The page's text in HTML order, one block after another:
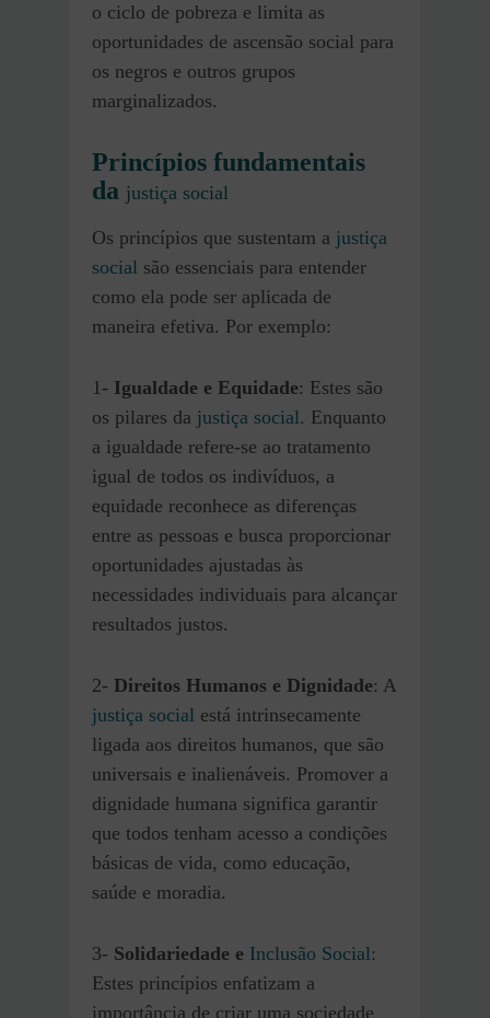
o ciclo de pobreza e limita as
oportunidades de ascensão social para
os negros e outros grupos
marginalizados​.
Princípios fundamentais
da justiça social
Os princípios que sustentam a justiça
social são essenciais para entender
como ela pode ser aplicada de
maneira efetiva. Por exemplo:
1- Igualdade e Equidade: Estes são
os pilares da justiça social. Enquanto
a igualdade refere-se ao tratamento
igual de todos os indivíduos, a
equidade reconhece as diferenças
entre as pessoas e busca proporcionar
oportunidades ajustadas às
necessidades individuais para alcançar
resultados justos.
2- Direitos Humanos e Dignidade: A
justiça social está intrinsecamente
ligada aos direitos humanos, que são
universais e inalienáveis. Promover a
dignidade humana significa garantir
que todos tenham acesso a condições
básicas de vida, como educação,
saúde e moradia.
3- Solidariedade e Inclusão Social:
Estes princípios enfatizam a
importância de criar uma sociedade